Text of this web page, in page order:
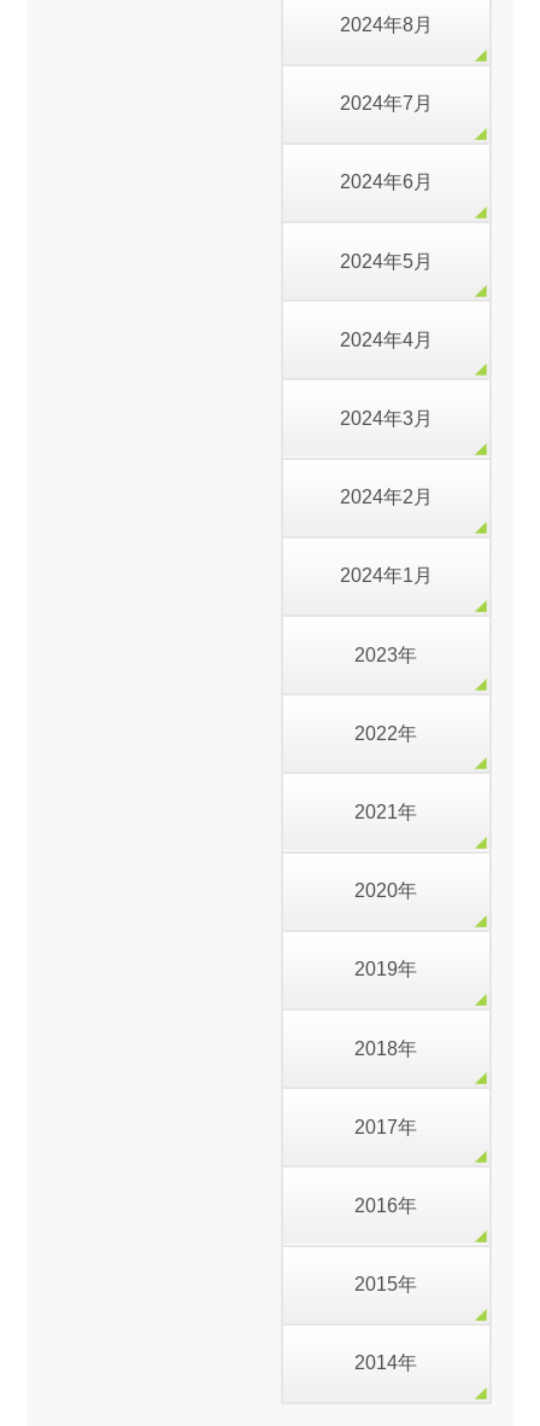
2024年8月
2024年7月
2024年6月
2024年5月
2024年4月
2024年3月
2024年2月
2024年1月
2023年
2022年
2021年
2020年
2019年
2018年
2017年
2016年
2015年
2014年